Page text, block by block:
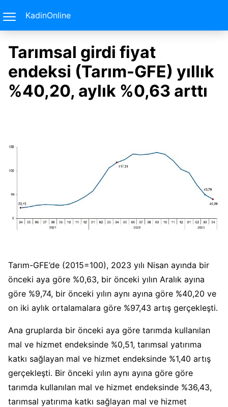
KadinOnline
Tarımsal girdi fiyat
endeksi (Tarım-GFE) yıllık
%40,20, aylık %0,63 arttı
Tarım-GFE’de (2015=100), 2023 yılı Nisan ayında bir
önceki aya göre %0,63, bir önceki yılın Aralık ayına
göre %9,74, bir önceki yılın aynı ayına göre %40,20 ve
on iki aylık ortalamalara göre %97,43 artış gerçekleşti.
Ana gruplarda bir önceki aya göre tarımda kullanılan
mal ve hizmet endeksinde %0,51, tarımsal yatırıma
katkı sağlayan mal ve hizmet endeksinde %1,40 artış
gerçekleşti. Bir önceki yılın aynı ayına göre göre
tarımda kullanılan mal ve hizmet endeksinde %36,43,
tarımsal yatırıma katkı sağlayan mal ve hizmet